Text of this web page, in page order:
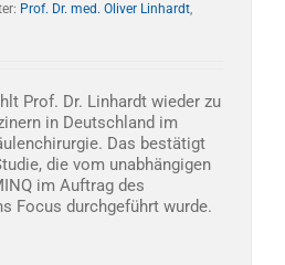
Prof. Dr. med. Oliver Linhardt,
Prof. Dr. Linhardt wieder zu
in Deutschland im
Das bestätigt
die vom unabhängigen
im Auftrag des
Focus durchgeführt wurde.